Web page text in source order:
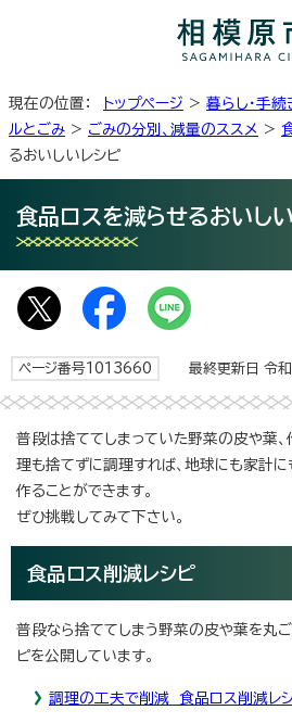
現在の位置： トップページ > 暮らし・手続
ルとごみ > ごみの分別、減量のススメ >
るおいしいレシピ
食品ロスを減らせるおいし
ページ番号1013660 最終更新日 令
普段は捨ててしまっていた野菜の皮や葉、
理も捨てずに調理すれば、地球にも家計
作ることができます。
ぜひ挑戦してみて下さい。
食品ロス削減レシピ
普段なら捨ててしまう野菜の皮や葉を丸
ピを公開しています。
調理の工夫で削減 食品ロス削減レ